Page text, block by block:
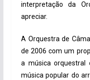
interpretação da
apreciar.
A Orquestra de
de 2006 com um
a música
música popular do